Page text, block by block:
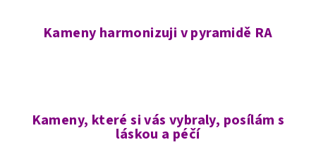
Kameny harmonizuji v pyramidě RA
Kameny, které si vás vybraly, posílám s
láskou a péčí